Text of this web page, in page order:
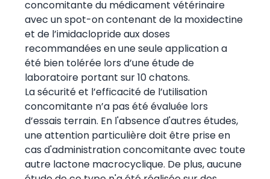
concomitante du médicament vétérinaire
avec un spot-on contenant de la moxidectine
et de l’imidaclopride aux doses
recommandées en une seule application a
été bien tolérée lors d’une étude de
laboratoire portant sur 10 chatons.
La sécurité et l’efficacité de l’utilisation
concomitante n’a pas été évaluée lors
d’essais terrain. En l'absence d'autres études,
une attention particulière doit être prise en
cas d'administration concomitante avec toute
autre lactone macrocyclique. De plus, aucune